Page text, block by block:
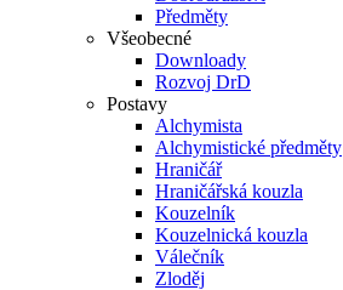
Předměty
Všeobecné
Downloady
Rozvoj DrD
Postavy
Alchymista
Alchymistické předměty
Hraničář
Hraničářská kouzla
Kouzelník
Kouzelnická kouzla
Válečník
Zloděj